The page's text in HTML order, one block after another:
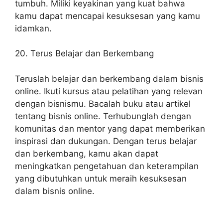
tumbuh. Miliki keyakinan yang kuat bahwa
kamu dapat mencapai kesuksesan yang kamu
idamkan.
20. Terus Belajar dan Berkembang
Teruslah belajar dan berkembang dalam bisnis
online. Ikuti kursus atau pelatihan yang relevan
dengan bisnismu. Bacalah buku atau artikel
tentang bisnis online. Terhubunglah dengan
komunitas dan mentor yang dapat memberikan
inspirasi dan dukungan. Dengan terus belajar
dan berkembang, kamu akan dapat
meningkatkan pengetahuan dan keterampilan
yang dibutuhkan untuk meraih kesuksesan
dalam bisnis online.